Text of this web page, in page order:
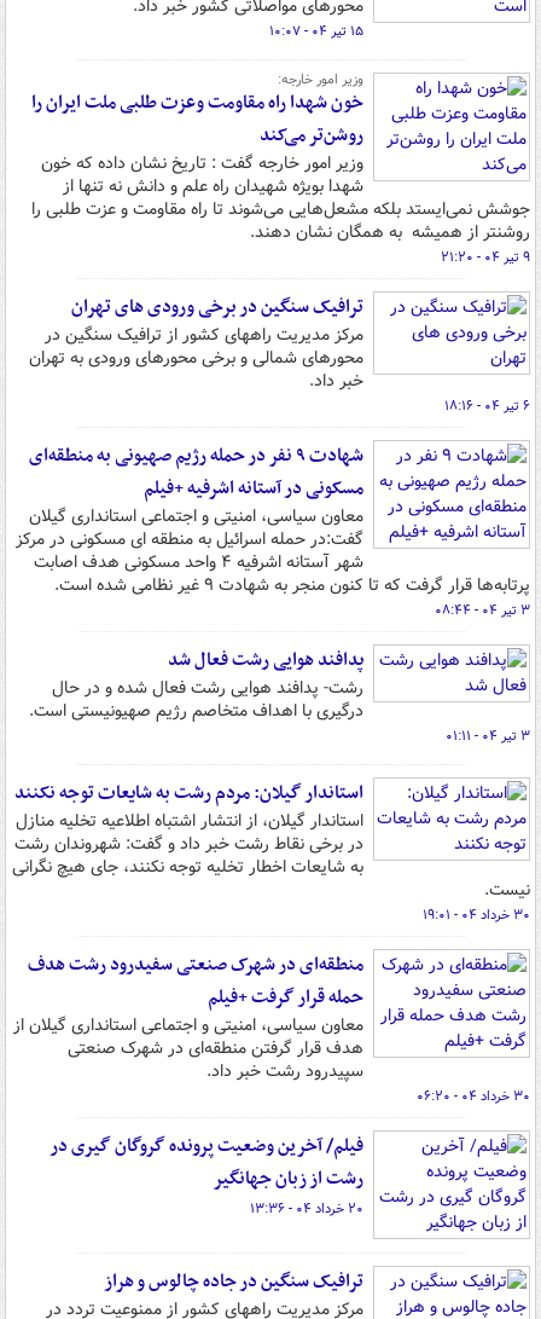
محورهای مواصلاتی کشور خبر داد.
۱۵ تیر ۰۴ - ۱۰:۰۷
وزیر امور خارجه:
خون شهدا راه مقاومت وعزت طلبی ملت ایران را
روشن‌تر می‌کند
وزیر امور خارجه گفت : تاریخ نشان داده که خون
شهدا بویژه شهیدان راه علم و دانش نه تنها از
جوشش نمی‌ایستد بلکه مشعل‌هایی می‌شوند تا راه مقاومت و عزت طلبی را
روشنتر از همیشه به همگان نشان دهند.
۹ تیر ۰۴ - ۲۱:۲۰
ترافیک سنگین در برخی ورودی های تهران
مرکز مدیریت راههای کشور از ترافیک سنگین در
محورهای شمالی و برخی محورهای ورودی به تهران
خبر داد.
۶ تیر ۰۴ - ۱۸:۱۶
شهادت ۹ نفر در حمله رژیم صهیونی به منطقه‌ای
مسکونی در آستانه‌ اشرفیه +فیلم
معاون سیاسی، امنیتی و اجتماعی استانداری گیلان
گفت:در حمله اسرائیل به منطقه ای مسکونی در مرکز
شهر آستانه اشرفیه ۴ واحد مسکونی هدف اصابت
پرتابه‌ها قرار گرفت که تا کنون منجر به شهادت ۹ غیر نظامی شده است.
۳ تیر ۰۴ - ۰۸:۴۴
پدافند هوایی رشت فعال شد
رشت- پدافند هوایی رشت فعال شده و در حال
درگیری با اهداف متخاصم رژیم صهیونیستی است.
۳ تیر ۰۴ - ۰۱:۱۱
استاندار گیلان: مردم رشت به شایعات توجه نکنند
استاندار گیلان، از انتشار اشتباه اطلاعیه تخلیه منازل
در برخی نقاط رشت خبر داد و گفت: شهروندان رشت
به شایعات اخطار تخلیه توجه نکنند، جای هیچ نگرانی
نیست.
۳۰ خرداد ۰۴ - ۱۹:۰۱
منطقه‌ای در شهرک صنعتی سفیدرود رشت هدف
حمله قرار گرفت +فیلم
معاون سیاسی، امنیتی و اجتماعی استانداری گیلان از
هدف قرار گرفتن منطقه‌ای در شهرک صنعتی
سپیدرود رشت خبر داد.
۳۰ خرداد ۰۴ - ۰۶:۲۰
فیلم/ آخرین وضعیت پرونده گروگان گیری در
رشت از زبان جهانگیر
۲۰ خرداد ۰۴ - ۱۳:۳۶
ترافیک سنگین در جاده چالوس و هراز
مرکز مدیریت راههای کشور از ممنوعیت تردد در